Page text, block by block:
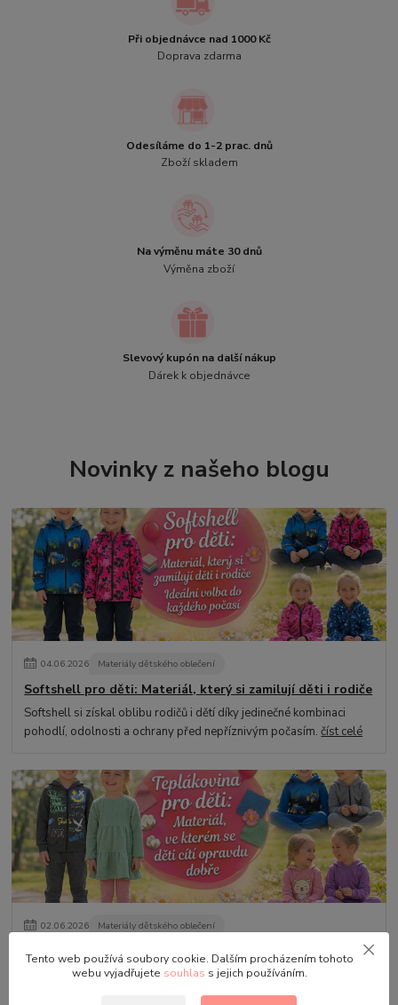
Při objednávce nad 1000 Kč
Doprava zdarma
Odesíláme do 1-2 prac. dnů
Zboží skladem
Na výměnu máte 30 dnů
Výměna zboží
Slevový kupón na další nákup
Dárek k objednávce
Novinky z našeho blogu
04.06.2026 Materiály dětského oblečení
Softshell pro děti: Materiál, který si zamilují děti i rodiče
Softshell si získal oblibu rodičů i dětí díky jedinečné kombinaci
pohodlí, odolnosti a ochrany před nepříznivým počasím.číst celé
02.06.2026 Materiály dětského oblečení
Teplákovina pro děti: Materiál, ve kterém se děti cítí
opravdu dobře
Tento web používá soubory cookie. Dalším procházením tohoto
webu vyjadřujete souhlas s jejich používáním.